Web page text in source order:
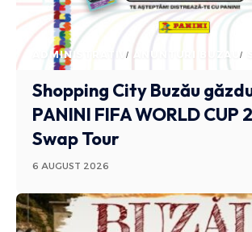
ADMINISTRATIV ANUNTURI BUZAU
Shopping City Buzău
PANINI FIFA WORLD CUP
Swap Tour
6 AUGUST 2026